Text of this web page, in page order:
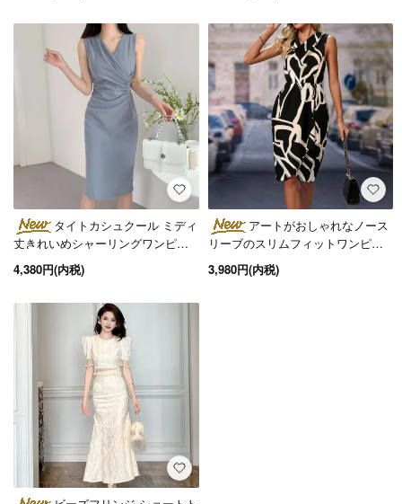
タイトカシュクール ミディ
丈きれいめシャーリングワンピー
ス 3色
4,380円(内税)
アートがおしゃれなノース
リーブのスリムフィットワンピー
3,980円(内税)